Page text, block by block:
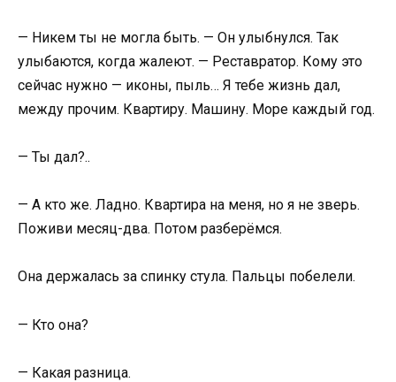
— Никем ты не могла быть. — Он улыбнулся. Так
улыбаются, когда жалеют. — Реставратор. Кому это
сейчас нужно — иконы, пыль… Я тебе жизнь дал,
между прочим. Квартиру. Машину. Море каждый год.
— Ты дал?..
— А кто же. Ладно. Квартира на меня, но я не зверь.
Поживи месяц-два. Потом разберёмся.
Она держалась за спинку стула. Пальцы побелели.
— Кто она?
— Какая разница.